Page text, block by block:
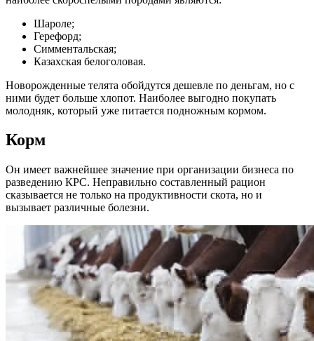
Шароле;
Герефорд;
Симментальская;
Казахская белоголовая.
Новорожденные телята обойдутся дешевле по деньгам, но с
ними будет больше хлопот. Наиболее выгодно покупать
молодняк, который уже питается подножным кормом.
Корм
Он имеет важнейшее значение при организации бизнеса по
разведению КРС. Неправильно составленный рацион
сказывается не только на продуктивности скота, но и
вызывает различные болезни.